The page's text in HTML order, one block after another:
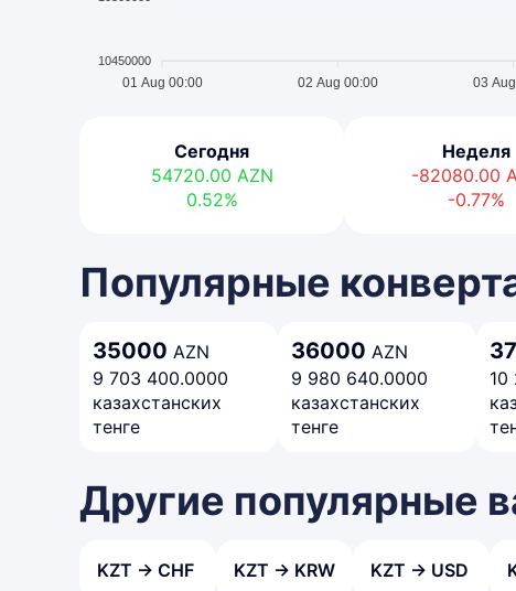
10450000
01 Aug 00:00 02 Aug 00:00 03
Сегодня
54720.00 AZN
0.52%
Неделя
-82080.00
-0.77%
Популярные
35000 AZN
9 703 400.0000
казахстанских
тенге
36000 AZN
9 980 640.0000
казахстанских
тенге
10
Другие популярные
KZT → CHF KZT → KRW KZT → USD